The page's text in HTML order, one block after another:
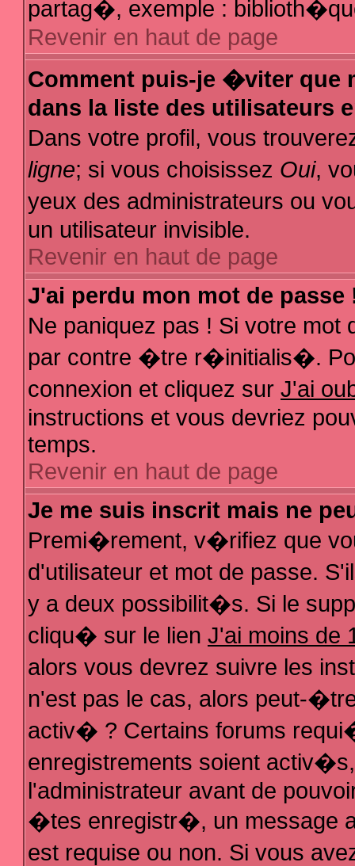
partag�, exemple :
Revenir en haut de page
Comment puis-je �viter que
dans la liste des utilisateurs
Dans votre profil, vous
ligne; si vous choisissez Oui,
yeux des administrateurs ou
un utilisateur invisible.
Revenir en haut de page
J'ai perdu mon mot de passe
Ne paniquez pas ! Si votre
par contre �tre r�initialis�.
connexion et cliquez sur J'ai
instructions et vous devriez
temps.
Revenir en haut de page
Je me suis inscrit mais ne
Premi�rement, v�rifiez que
d'utilisateur et mot de passe.
y a deux possibilit�s. Si le
cliqu� sur le lien J'ai moins de
alors vous devrez suivre les
n'est pas le cas, alors peut-
activ� ? Certains forums
enregistrements soient
l'administrateur avant de
�tes enregistr�, un message
est requise ou non. Si vous